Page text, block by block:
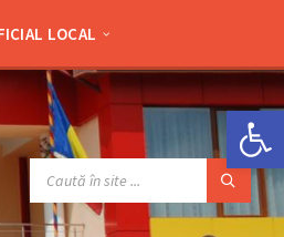
Deschide bara de unelte
LOCAL